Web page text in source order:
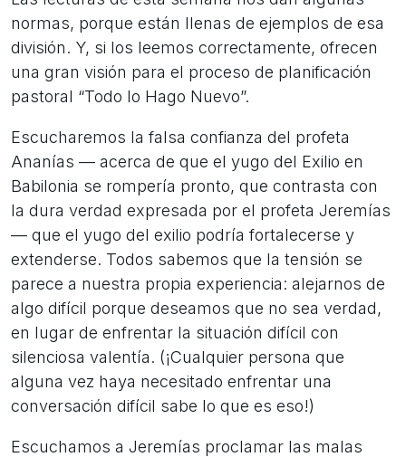
normas, porque están llenas de ejemplos de esa
división. Y, si los leemos correctamente, ofrecen
una gran visión para el proceso de planificación
pastoral “Todo lo Hago Nuevo”.
Escucharemos la falsa confianza del profeta
Ananías — acerca de que el yugo del Exilio en
Babilonia se rompería pronto, que contrasta con
la dura verdad expresada por el profeta Jeremías
— que el yugo del exilio podría fortalecerse y
extenderse. Todos sabemos que la tensión se
parece a nuestra propia experiencia: alejarnos de
algo difícil porque deseamos que no sea verdad,
en lugar de enfrentar la situación difícil con
silenciosa valentía. (¡Cualquier persona que
alguna vez haya necesitado enfrentar una
conversación difícil sabe lo que es eso!)
Escuchamos a Jeremías proclamar las malas